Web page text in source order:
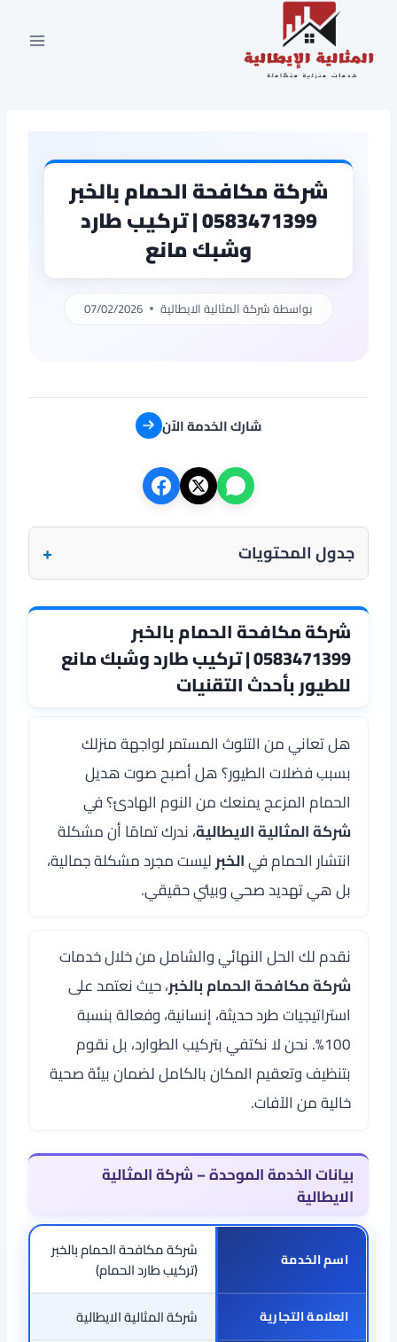
المحتوى
شركة مكافحة الحمام بالخبر
0583471399 | تركيب طارد
وشبك مانع
بواسطةشركة المثالية الايطالية 07/02/2026
شارك الخدمة الآن
جدول المحتويات +
شركة مكافحة الحمام بالخبر
0583471399 | تركيب طارد وشبك مانع
للطيور بأحدث التقنيات
هل تعاني من التلوث المستمر لواجهة منزلك
بسبب فضلات الطيور؟ هل أصبح صوت هديل
الحمام المزعج يمنعك من النوم الهادئ؟ في
شركة المثالية الايطالية، ندرك تمامًا أن مشكلة
انتشار الحمام فيالخبرليست مجرد مشكلة جمالية،
بل هي تهديد صحي وبيئي حقيقي.
نقدم لك الحل النهائي والشامل من خلال خدمات
شركة مكافحة الحمام بالخبر، حيث نعتمد على
استراتيجيات طرد حديثة، إنسانية، وفعالة بنسبة
100%. نحن لا نكتفي بتركيب الطوارد، بل نقوم
بتنظيف وتعقيم المكان بالكامل لضمان بيئة صحية
خالية من الآفات.
بيانات الخدمة الموحدة – شركة المثالية
الايطالية
اسم الخدمة
شركة مكافحة الحمام بالخبر
(تركيب طارد الحمام)
العلامة التجارية شركة المثالية الايطالية